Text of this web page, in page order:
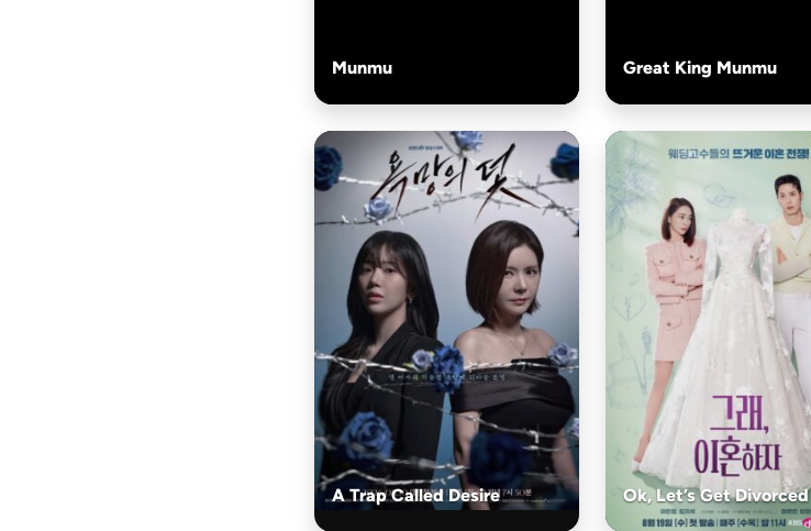
Munmu Great King Munmu
A Trap Called Desire Ok, Let’s Get Divorced